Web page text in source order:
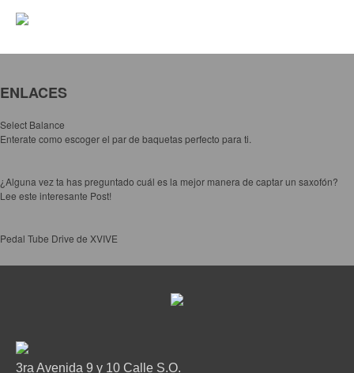
ENLACES
Select Balance
Enterate como escoger el par de baquetas perfecto para ti.
¿Alguna vez ta has preguntado cuál es la mejor manera de captar un saxofón?
Lee este interesante Post!
Pedal Tube Drive de XVIVE
3ra Avenida 9 y 10 Calle S.O.